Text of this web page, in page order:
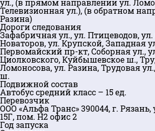
ул., (в прямом направлении ул.
Телевизионная ул.), (в обратном
Разина)
Дороги следования
Зафабричная ул., ул. Птицеводов,
Новаторов, ул. Крупской, Западная
Первомайский пр-кт, Соборная ул.,
Циолковского, Куйбышевское ш.,
Ломоносова, ул. Разина, Трудовая
ш.
Подвижной состав
Автобус средний класс – 15 ед.
Перевозчик
ООО «Альфа Транс» 390044, г. Рязань,
15Г, пом. Н2 офис 2
Год запуска